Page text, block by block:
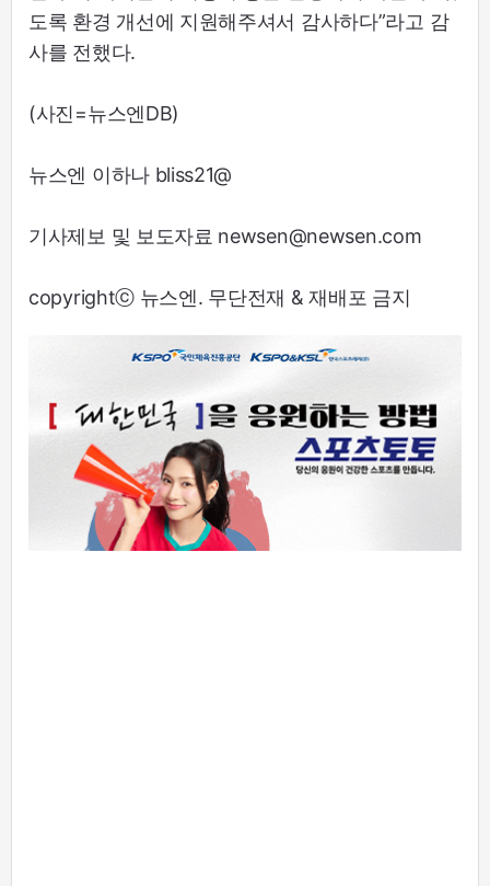
도록 환경 개선에 지원해주셔서 감사하다”라고 감
사를 전했다.
(사진=뉴스엔DB)
뉴스엔 이하나 bliss21@
기사제보 및 보도자료 newsen@newsen.com
copyrightⓒ 뉴스엔. 무단전재 & 재배포 금지